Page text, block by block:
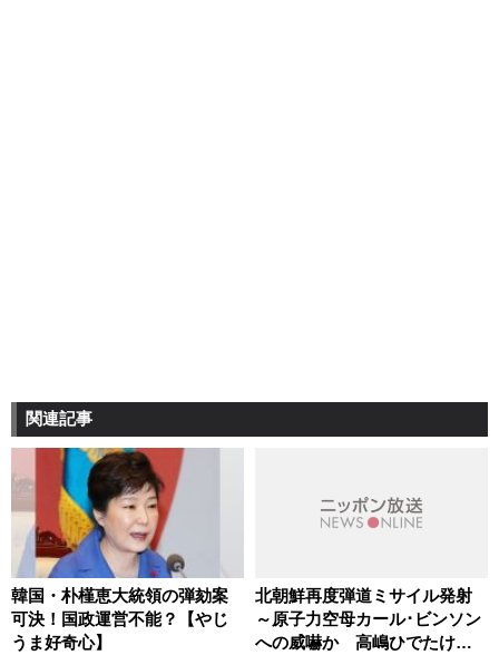
関連記事
韓国・朴槿恵大統領の弾劾案
可決！国政運営不能？【やじ
うま好奇心】
北朝鮮再度弾道ミサイル発射
～原子力空母カール･ビンソン
への威嚇か 高嶋ひでたけの